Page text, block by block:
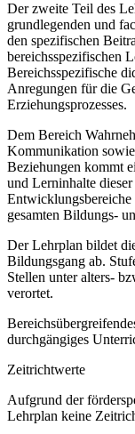
Der zweite Teil des
grundlegenden und
den spezifischen
bereichsspezifischen
Bereichsspezifische
Anregungen für die
Erziehungsprozesses.
Dem Bereich
Kommunikation
Beziehungen kommt
und Lerninhalte
gesamten Bildungs-
Der Lehrplan bildet
Bildungsgang ab.
Stellen unter alters-
verortet.
durchgängiges
Zeitrichtwerte
Aufgrund der
Lehrplan keine